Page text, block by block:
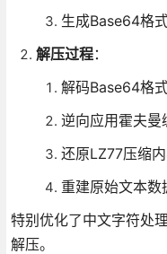
生成Base64格
解压过程：
解码Base64格
逆向应用霍夫曼
还原LZ77压缩
重建原始文本数
特别优化了中文字符处
解压。